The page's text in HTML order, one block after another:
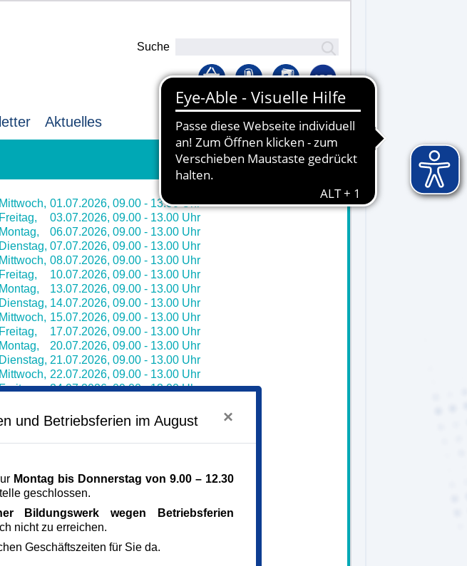
Suche
Aktuelles Lernplattform
Mittwoch, 01.07.2026, 09.00 - 13.00 Uhr
Freitag,
03.07.2026, 09.00 - 13.00 Uhr
Montag,
06.07.2026, 09.00 - 13.00 Uhr
Dienstag, 07.07.2026, 09.00 - 13.00 Uhr
Mittwoch, 08.07.2026, 09.00 - 13.00 Uhr
Freitag,
10.07.2026, 09.00 - 13.00 Uhr
Montag,
13.07.2026, 09.00 - 13.00 Uhr
Dienstag, 14.07.2026, 09.00 - 13.00 Uhr
Mittwoch, 15.07.2026, 09.00 - 13.00 Uhr
Freitag,
17.07.2026, 09.00 - 13.00 Uhr
Montag,
20.07.2026, 09.00 - 13.00 Uhr
Dienstag, 21.07.2026, 09.00 - 13.00 Uhr
Mittwoch, 22.07.2026, 09.00 - 13.00 Uhr
24.07.2026,09.00 - 13.00 Uhr
28.07.2026,09.00 - 13.00 Uhr
09.00 - 13.00 Uhr
31.07.2026,09.00 - 13.00 Uhr
Mittwoch,16.09.2026,09.00 - 13.00 Uhr
Veranstaltungsort
Laim
19
München
und Betriebsferien im August ×
Montag bis Donnerstag von 9.00 – 12.30
geschlossen.
Bildungswerk wegen Betriebsferien
nicht zu erreichen.
Geschäftszeiten für Sie da.